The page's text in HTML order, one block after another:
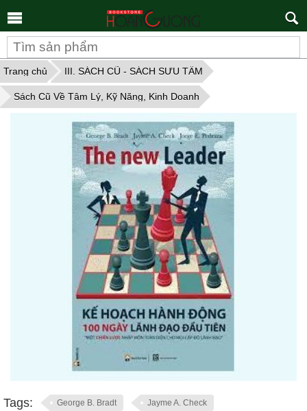
Trang chủ III. SÁCH CŨ - SÁCH SƯU TẦM
Sách Cũ Về Tâm Lý, Kỹ Năng, Kinh Doanh
Tags: George B. Bradt Jayme A. Check